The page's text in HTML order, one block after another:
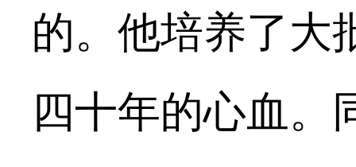
的。他培养了大
四十年的心血。